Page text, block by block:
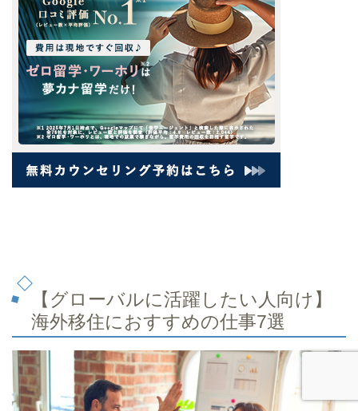
【グローバルに活躍したい人向け】
海外移住におすすめの仕事7選